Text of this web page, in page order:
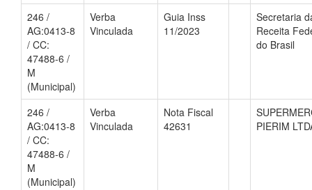
246 /
AG:0413-8
/ CC:
47488-6 /
M
(Municipal)
Verba
Vinculada
Guia Inss
11/2023
Secretaria
Receita
do Brasil
246 /
AG:0413-8
/ CC:
47488-6 /
M
(Municipal)
Verba
Vinculada
Nota Fiscal
42631
PIERIM